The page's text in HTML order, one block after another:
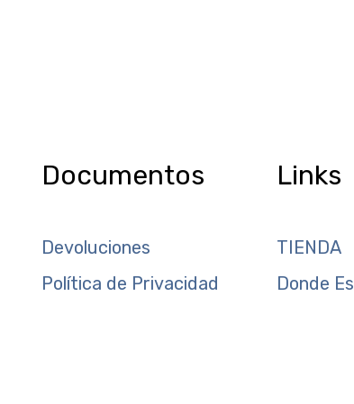
Documentos
Devoluciones
Política de Privacidad
Links
TIENDA
Donde